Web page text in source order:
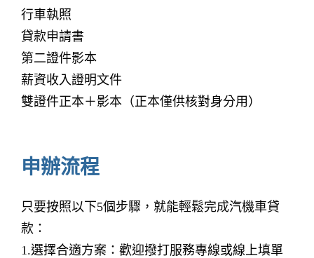
行車執照
貸款申請書
第二證件影本
薪資收入證明文件
雙證件正本＋影本（正本僅供核對身分用）
申辦流程
只要按照以下5個步驟，就能輕鬆完成汽機車貸
款：
1.選擇合適方案：歡迎撥打服務專線或線上填單